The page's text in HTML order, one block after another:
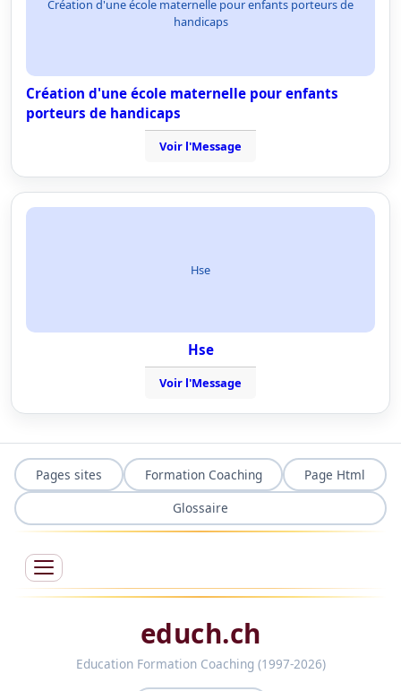
Création d'une école maternelle pour enfants porteurs de
handicaps
Création d'une école maternelle pour enfants
porteurs de handicaps
Voir l'Message
Hse
Hse
Voir l'Message
Pages sites Formation Coaching
Page Html
Glossaire
educh.ch
Education Formation Coaching (1997-2026)